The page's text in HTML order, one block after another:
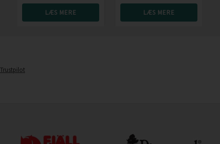
LÆS MERE LÆS MERE
Trustpilot